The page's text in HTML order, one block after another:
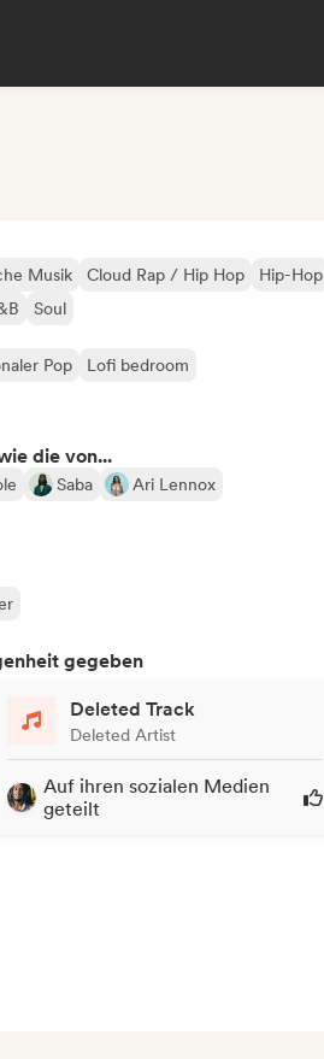
Musik Cloud Rap / Hip Hop
Hip-Hop
Soul
Pop
Lofi bedroom
die von...
Saba
Ari Lennox
gegeben
Deleted Track
Deleted Artist
Auf ihren sozialen Medien
geteilt